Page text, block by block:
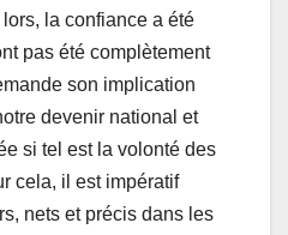
la confiance a été
pas été complètement
son implication
devenir national et
si tel est la volonté des
cela, il est impératif
nets et précis dans les